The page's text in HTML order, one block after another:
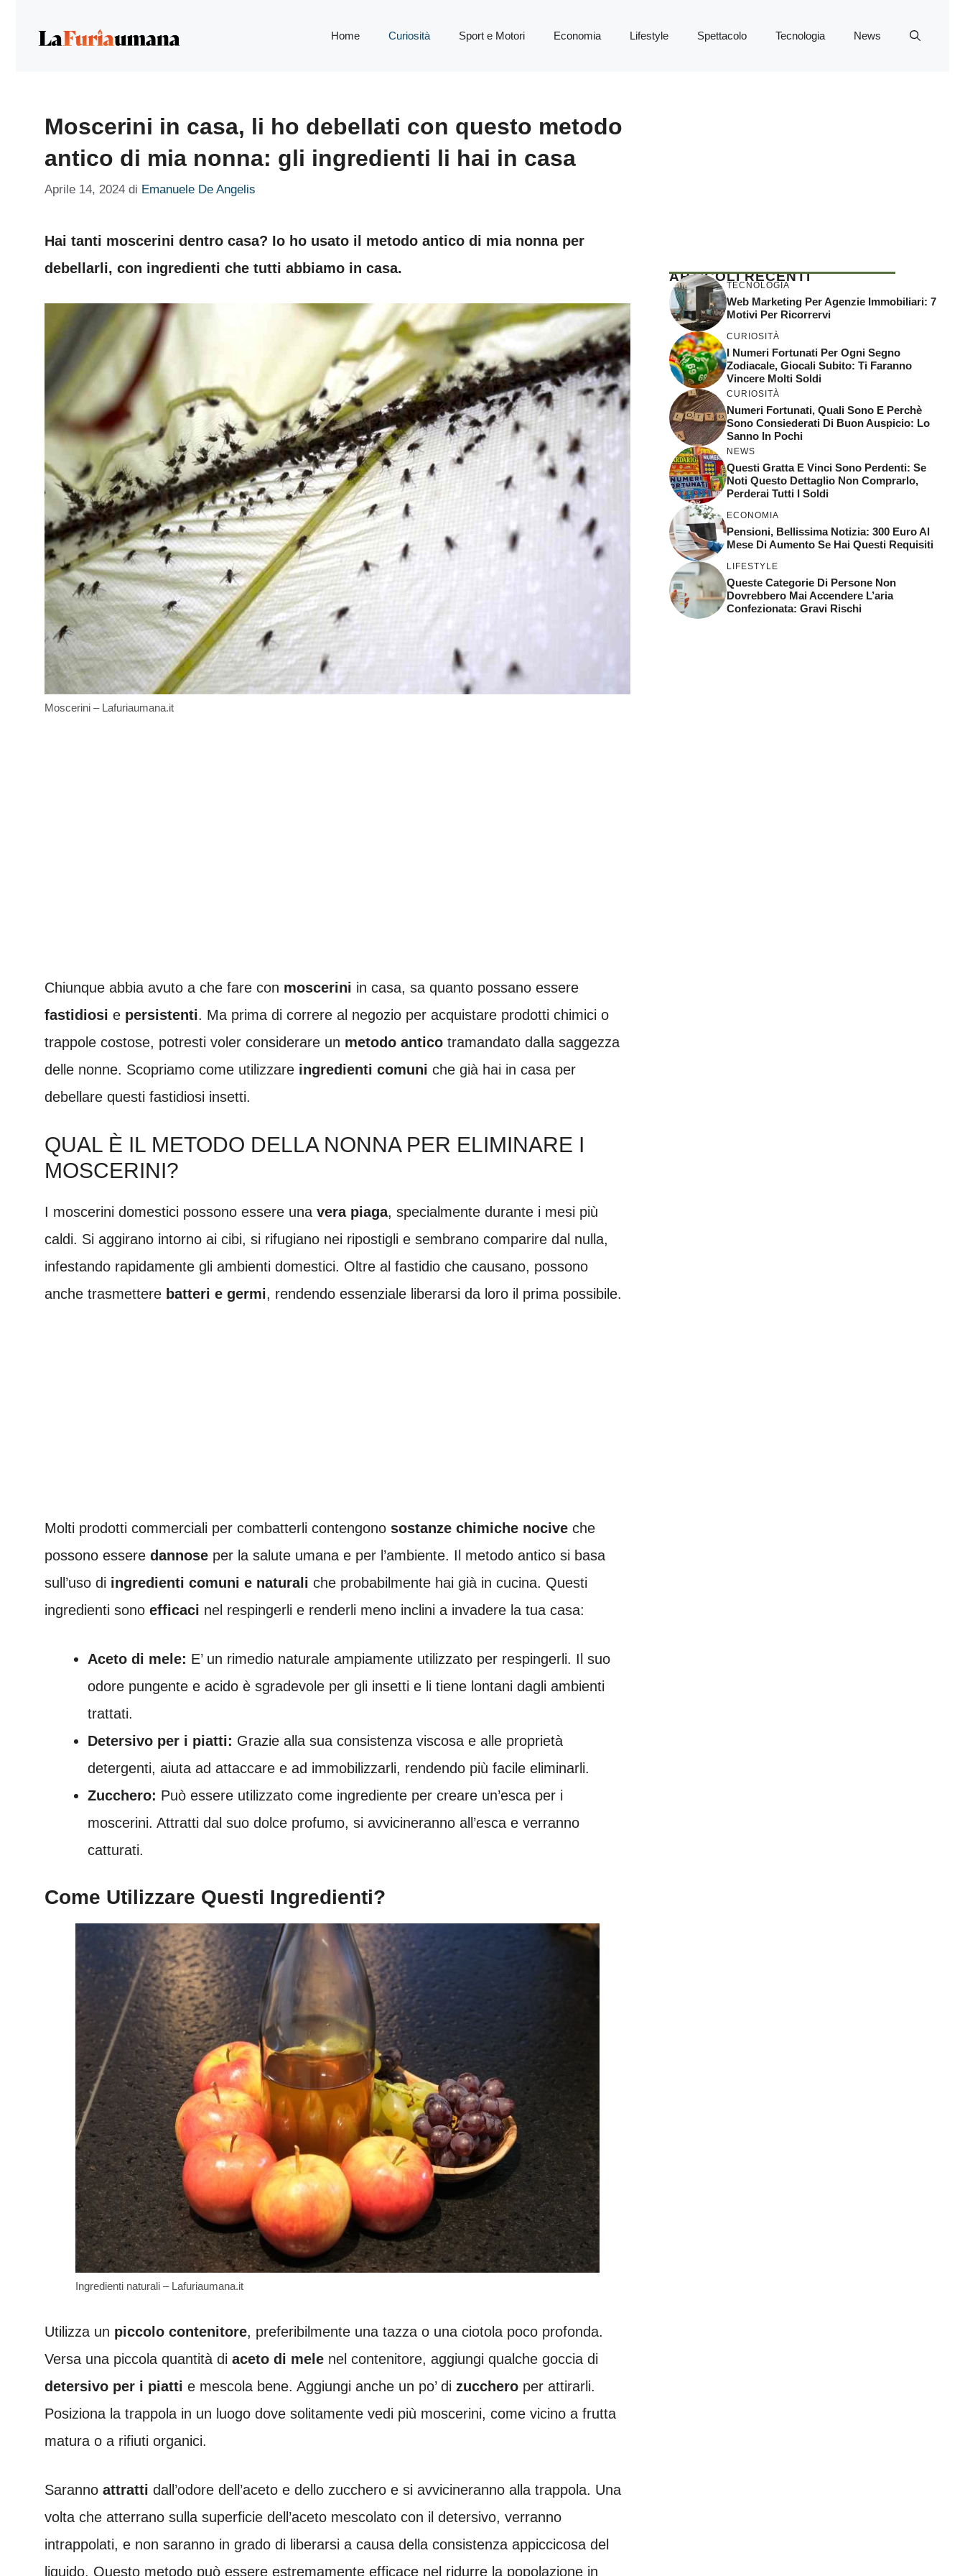
Home Curiosità Sport e Motori Economia Lifestyle Spettacolo Tecnologia News
Moscerini in casa, li ho debellati con questo metodo
antico di mia nonna: gli ingredienti li hai in casa
Aprile 14, 2024 di Emanuele De Angelis
Hai tanti moscerini dentro casa? Io ho usato il metodo antico di mia nonna per
debellarli, con ingredienti che tutti abbiamo in casa.
Moscerini – Lafuriaumana.it
Chiunque abbia avuto a che fare con moscerini in casa, sa quanto possano essere
fastidiosi e persistenti. Ma prima di correre al negozio per acquistare prodotti chimici o
trappole costose, potresti voler considerare un metodo antico tramandato dalla saggezza
delle nonne. Scopriamo come utilizzare ingredienti comuni che già hai in casa per
debellare questi fastidiosi insetti.
QUAL È IL METODO DELLA NONNA PER ELIMINARE I
MOSCERINI?
I moscerini domestici possono essere una vera piaga, specialmente durante i mesi più
caldi. Si aggirano intorno ai cibi, si rifugiano nei ripostigli e sembrano comparire dal nulla,
infestando rapidamente gli ambienti domestici. Oltre al fastidio che causano, possono
anche trasmettere batteri e germi, rendendo essenziale liberarsi da loro il prima possibile.
Molti prodotti commerciali per combatterli contengono sostanze chimiche nocive che
possono essere dannose per la salute umana e per l’ambiente. Il metodo antico si basa
sull’uso di ingredienti comuni e naturali che probabilmente hai già in cucina. Questi
ingredienti sono efficaci nel respingerli e renderli meno inclini a invadere la tua casa:
Aceto di mele: E’ un rimedio naturale ampiamente utilizzato per respingerli. Il suo
odore pungente e acido è sgradevole per gli insetti e li tiene lontani dagli ambienti
trattati.
Detersivo per i piatti: Grazie alla sua consistenza viscosa e alle proprietà
detergenti, aiuta ad attaccare e ad immobilizzarli, rendendo più facile eliminarli.
Zucchero: Può essere utilizzato come ingrediente per creare un’esca per i
moscerini. Attratti dal suo dolce profumo, si avvicineranno all’esca e verranno
catturati.
Come Utilizzare Questi Ingredienti?
Ingredienti naturali – Lafuriaumana.it
Utilizza un piccolo contenitore, preferibilmente una tazza o una ciotola poco profonda.
Versa una piccola quantità di aceto di mele nel contenitore, aggiungi qualche goccia di
detersivo per i piatti e mescola bene. Aggiungi anche un po’ di zucchero per attirarli.
Posiziona la trappola in un luogo dove solitamente vedi più moscerini, come vicino a frutta
matura o a rifiuti organici.
Saranno attratti dall’odore dell’aceto e dello zucchero e si avvicineranno alla trappola. Una
volta che atterrano sulla superficie dell’aceto mescolato con il detersivo, verranno
intrappolati, e non saranno in grado di liberarsi a causa della consistenza appiccicosa del
liquido. Questo metodo può essere estremamente efficace nel ridurre la popolazione in
ARTICOLI RECENTI
TECNOLOGIA
Web Marketing Per Agenzie Immobiliari: 7
Motivi Per Ricorrervi
CURIOSITÀ
I Numeri Fortunati Per Ogni Segno
Zodiacale, Giocali Subito: Ti Faranno
Vincere Molti Soldi
CURIOSITÀ
Numeri Fortunati, Quali Sono E Perchè
Sono Consiederati Di Buon Auspicio: Lo
Sanno In Pochi
NEWS
Questi Gratta E Vinci Sono Perdenti: Se
Noti Questo Dettaglio Non Comprarlo,
Perderai Tutti I Soldi
ECONOMIA
Pensioni, Bellissima Notizia: 300 Euro Al
Mese Di Aumento Se Hai Questi Requisiti
LIFESTYLE
Queste Categorie Di Persone Non
Dovrebbero Mai Accendere L’aria
Confezionata: Gravi Rischi